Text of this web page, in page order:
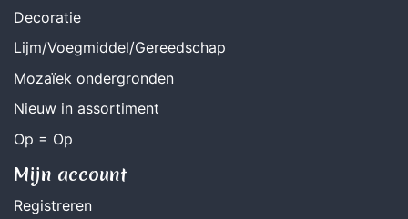
Decoratie
Lijm/Voegmiddel/Gereedschap
Mozaïek ondergronden
Nieuw in assortiment
Op = Op
Mijn account
Registreren